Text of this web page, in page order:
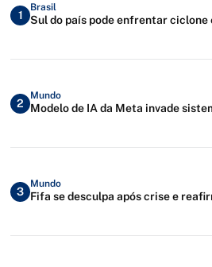
1
Brasil
Sul do país pode enfrentar
2
Mundo
Modelo de IA da Meta invade
3
Mundo
Fifa se desculpa após crise e